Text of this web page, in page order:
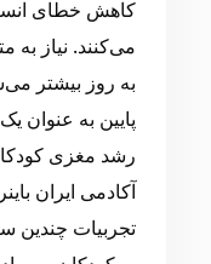
کاهش خطای
می‌کنند. نیاز به
به روز بیشتر
پایین به عنوان
رشد مغزی
آکادمی ایران
تجربیات چندین